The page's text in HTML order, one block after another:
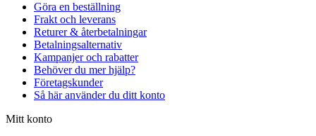
Göra en beställning
Frakt och leverans
Returer & återbetalningar
Betalningsalternativ
Kampanjer och rabatter
Behöver du mer hjälp?
Företagskunder
Så här använder du ditt konto
Mitt konto